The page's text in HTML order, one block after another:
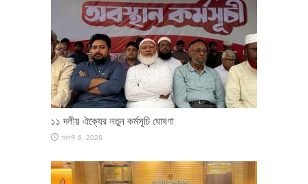
১১ দলীয় ঐক্যের নতুন কর্মসূচি ঘোষণা
আগস্ট 6, 2026